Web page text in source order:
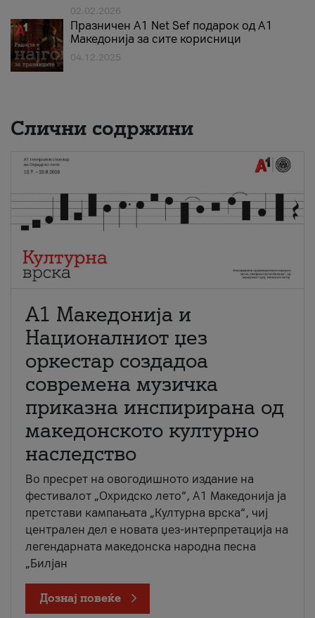
02.02.2026
Празничен A1 Net Sеf подарок од А1
Македонија за сите корисници
04.12.2025
Слични содржини
А1 Македонија и
Националниот џез
оркестар создадоа
современа музичка
приказна инспирирана од
македонското културно
наследство
Во пресрет на овогодишното издание на
фестивалот „Охридско лето“, А1 Македонија ја
претстави кампањата „Културна врска“, чиј
централен дел е новата џез-интерпретација на
легендарната македонска народна песна
„Билјан
Дознај повеќе